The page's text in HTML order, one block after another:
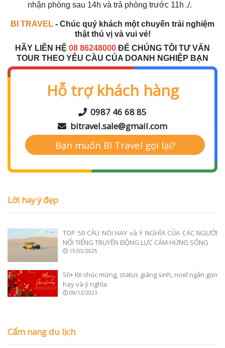
nhận phòng sau 14h và trả phòng trước 11h ./.
BI TRAVEL - Chúc quý khách một chuyến trải nghiệm
thật thú vị và vui vẻ!
HÃY LIÊN HỆ 08 86248000 ĐỂ CHÚNG TÔI TƯ VẤN
TOUR THEO YÊU CẦU CỦA DOANH NGHIỆP BẠN
Hỗ trợ khách hàng
0987 46 68 85
bitravel.sale@gmail.com
Bạn muốn BI Travel gọi lại?
Lời hay ý đẹp
TOP 50 CÂU NÓI HAY và Ý NGHĨA CỦA CÁC NGƯỜI
NỔI TIẾNG TRUYỀN ĐỘNG LỰC CẢM HỨNG SỐNG
15/05/2025
50+ lời chúc mừng, status giáng sinh, noel ngắn gọn
hay và ý nghĩa
08/12/2023
Cẩm nang du lịch